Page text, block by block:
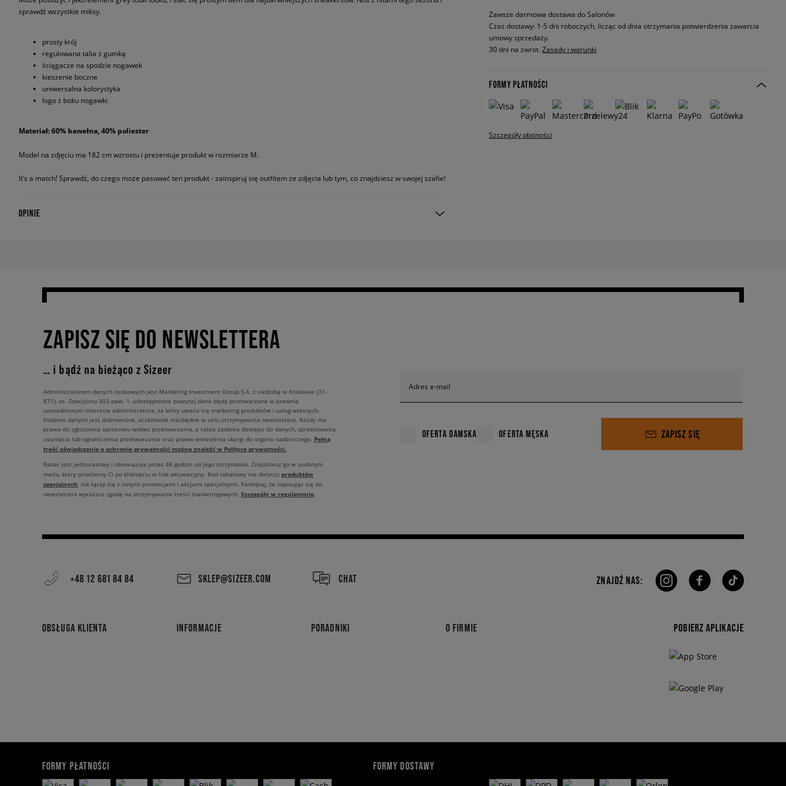
sprawdź wszystkie miksy.
prosty krój
regulowana talia z gumką
ściągacze na spodzie nogawek
kieszenie boczne
uniwersalna kolorystyka
logo z boku nogawki
Materiał: 60% bawełna, 40% poliester
Model na zdjęciu ma 182 cm wzrostu i prezentuje produkt w rozmiarze M.
It’s a match! Sprawdź, do czego może pasować ten produkt - zainspiruj się outfitem ze zdjęcia lub tym, co znajdziesz w swojej szafie!
OPINIE
Zawsze darmowa dostawa do Salonów
Czas dostawy: 1-5 dni roboczych, licząc od dnia otrzymania potwierdzenia zawarcia
umowy sprzedaży.
30 dni na zwrot. Zasady i warunki
FORMY PŁATNOŚCI
Szczegóły płatności
ZAPISZ SIĘ DO NEWSLETTERA
… i bądź na bieżąco z Sizeer
Adres e-mail
OFERTA DAMSKA OFERTA MĘSKA ZAPISZ SIĘ
Administratorem danych osobowych jest Marketing Investment Group S.A. z siedzibą w Krakowie (31-
871), os. Dywizjonu 303 paw. 1, udostępnione powyżej dane będą przetwarzane w prawnie
uzasadnionym interesie administratora, za który uważa się marketing produktów i usług własnych.
Podanie danych jest dobrowolne, aczkolwiek niezbędne w celu otrzymywania newslettera. Każdy ma
prawo do zgłoszenia sprzeciwu wobec przetwarzania, a także żądania dostępu do danych, sprostowania,
usunięcia lub ograniczenia przetwarzania oraz prawo wniesienia skargi do organu nadzorczego. Pełną
treść oświadczenia o ochronie prywatności można znaleźć w Polityce prywatności.
Rabat jest jednorazowy i obowiązuje przez 48 godzin od jego otrzymania. Znajdziesz go w osobnym
mailu, który prześlemy Ci po kliknięciu w link aktywacyjny. Kod rabatowy nie dotyczy produktów
specjalnych, nie łączy się z innymi promocjami i akcjami specjalnymi. Pamiętaj, że zapisując się do
newslettera wyrażasz zgodę na otrzymywanie treści marketingowych. Szczegóły w regulaminie.
+48 12 681 84 84 SKLEP@SIZEER.COM CHAT
OBSŁUGA KLIENTA INFORMACJE PORADNIKI O FIRMIE
ZNAJDŹ NAS:
POBIERZ APLIKACJE
FORMY PŁATNOŚCI FORMY DOSTAWY